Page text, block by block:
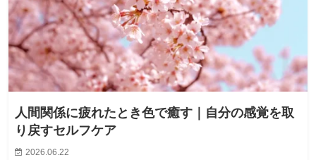
人間関係に疲れたとき色で癒す｜自分の感覚を取
り戻すセルフケア
2026.06.22